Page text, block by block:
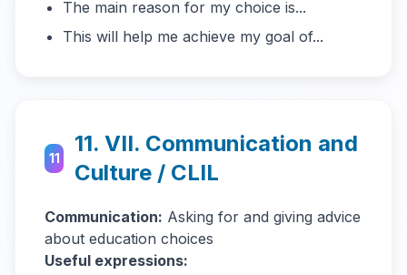
The main reason for my choice is...
This will help me achieve my goal of...
11
11. VII. Communication and
Culture / CLIL
Communication: Asking for and giving advice
about education choices
Useful expressions: